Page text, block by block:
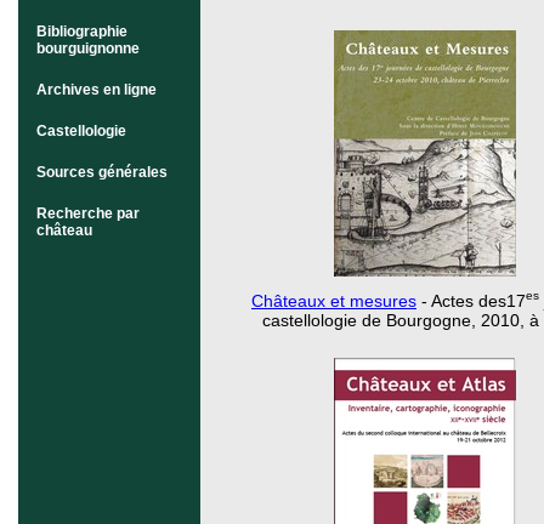
Bibliographie
bourguignonne
Archives en ligne
Castellologie
Sources générales
Recherche par
château
Châteaux et mesures - Actes des17es
castellologie de Bourgogne, 2010, à